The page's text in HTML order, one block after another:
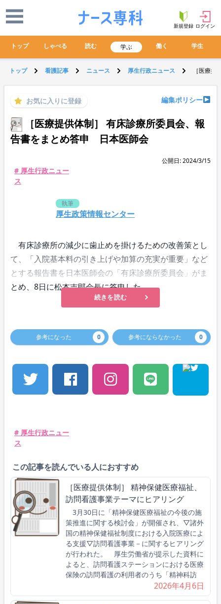
新規登録 ログイン
トップ しゃべる 読む 学ぶ 働く 学生
トップ 看護記事 ニュース 厚生行政ニュース ［医療
お気に入りに登録 編集ポリシー
［医療提供体制］ 有床診療所委員会、報
告書をまとめ答申 日本医師会
公開日: 2024/3/15
# 厚生行政ニュー
ス
執筆
厚生政策情報センター
有床診療所の減少に歯止めを掛けるための改善策とし
て、「入院基本料の引き上げや加算の充実が重要」など
とする報告書を日本医師会の「有床診療所委員会」がま
とめ、8日に松本吉郎会長に答申した。
続きを読む
参考になった 0 参考にならなかった 0
# 厚生行政ニュー
ス
この記事を読んでいる人におすすめ
［医療提供体制］ 精神保健医療福祉、
訪問看護事業テーマにヒアリング
3月30日に「精神保健医療福祉の今後の施
策推進に関する検討会」が開催され、▽諸外
国の精神保健福祉制度における入院医療によ
る支援▽訪問看護事業－に関するヒアリング
が行われた。 厚生労働省が提示した資料に
よると、訪問看護ステーションにおける医療
保険の訪問看護の利用者のうち「精神科訪
2026年4月6日